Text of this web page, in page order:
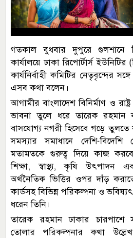
গতকাল বুধবার দুপুরে গুলশানে
কার্যালয়ে ঢাকা রিপোর্টার্স
কার্যনির্বাহী কমিটির নেতৃবৃন্দের
এসব কথা বলেন।
আগামীর বাংলাদেশ বিনির্মাণ ও
ভাবনা তুলে ধরে তারেক রহমান
বাসযোগ্য নগরী হিসেবে গড়ে
সমস্যার সমাধানে দেশি-বিদেশি
মতামতকে গুরুত্ব দিয়ে কাজ করবে
শিক্ষা, স্বাস্থ্য, কৃষি উৎপাদন
অর্থনৈতিক ভিত্তির ওপর দাঁড়
কার্ডসহ বিভিন্ন পরিকল্পনা ও
ধরেন তিনি।
তারেক রহমান ঢাকার চারপাশে
তোলার পরিকল্পনার কথা